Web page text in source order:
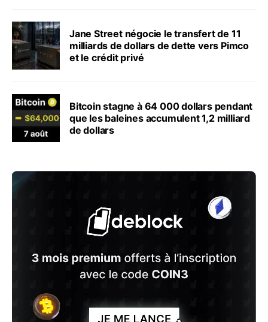
Jane Street négocie le transfert de 11
milliards de dollars de dette vers Pimco
et le crédit privé
Bitcoin stagne à 64 000 dollars pendant
que les baleines accumulent 1,2 milliard
de dollars